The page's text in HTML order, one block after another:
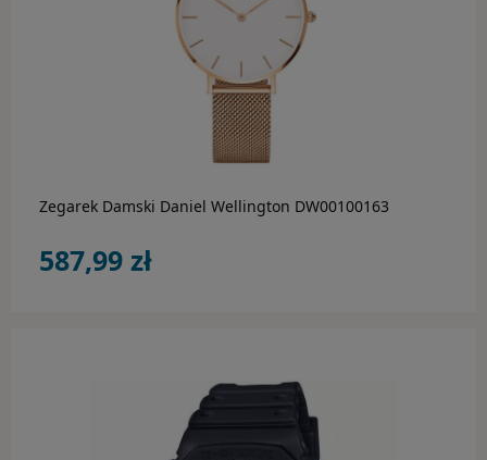
Zegarek Damski Daniel Wellington DW00100163
587,99 zł
do koszyka